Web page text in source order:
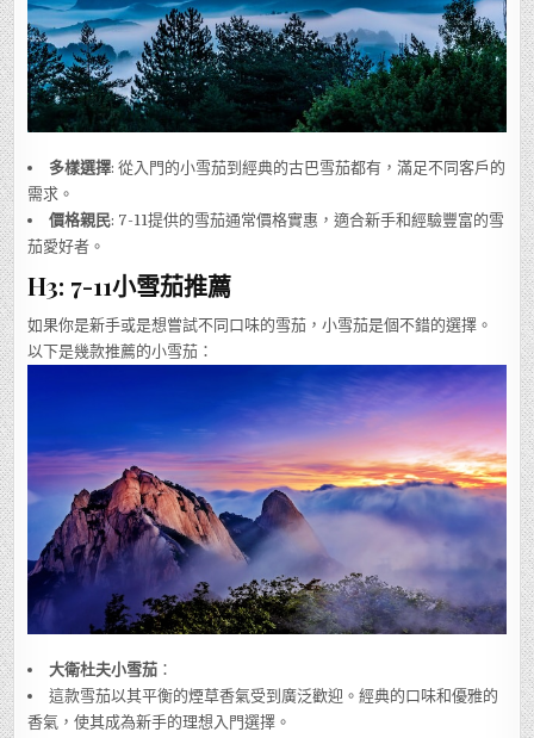
多樣選擇: 從入門的小雪茄到經典的古巴雪茄都有，滿足不同客戶的
需求。
價格親民: 7-11提供的雪茄通常價格實惠，適合新手和經驗豐富的雪
茄愛好者。
H3: 7-11小雪茄推薦
如果你是新手或是想嘗試不同口味的雪茄，小雪茄是個不錯的選擇。
以下是幾款推薦的小雪茄：
大衛杜夫小雪茄 ：
這款雪茄以其平衡的煙草香氣受到廣泛歡迎。經典的口味和優雅的
香氣，使其成為新手的理想入門選擇。